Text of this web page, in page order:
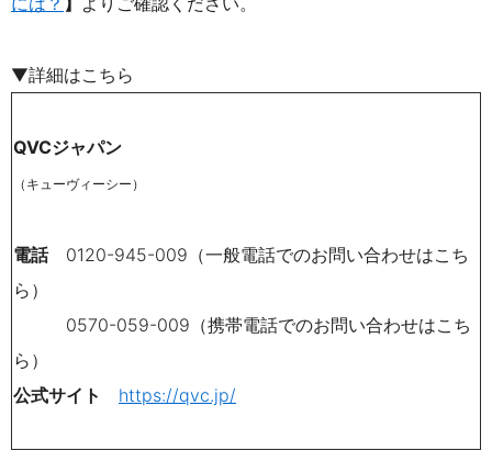
▼詳細はこちら
QVCジャパン
（キューヴィーシー）
電話
0120-945-009（一般電話でのお問い合わせはこち
ら）
0570-059-009（携帯電話でのお問い合わせはこち
ら）
公式サイト
https://qvc.jp/